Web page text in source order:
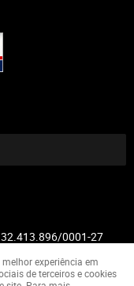
32.413.896/0001-27
experiência em
de terceiros e cookies